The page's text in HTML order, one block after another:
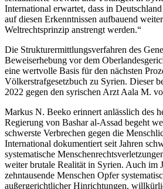
International erwartet, dass in
auf diesen Erkenntnissen aufbauend
Weltrechtsprinzip anstrengt werden.“
Die Strukturermittlungsverfahren des
Beweiserhebung vor dem
eine wertvolle Basis für den nächsten
Völkerstrafgesetzbuch zu Syrien. Dieser
2022 gegen den syrischen Arzt Aala M.
Markus N. Beeko erinnert anlässlich des
Regierung von Bashar al-Assad begeht
schwerste Verbrechen gegen die
International dokumentiert seit Jahren
systematische
weiter brutale Realität in Syrien. Auch im
zehntausende Menschen Opfer
außergerichtlicher Hinrichtungen,
Mahnung an die
Innenministerkonferenz, die
aufgrund der hohen
Rückkehrer_innen umgehend
den Abschiebungsstopp nach
Syrien beschließen muss. Es
ist eine Mahnung an die
Bundesregierung, dass es
keine Anerkennung und
Zusammenarbeit mit dem
syrischen Regime geben darf.
Und es ist eine Erinnerung,
wie wichtig der Einsatz der
Bundesregierung für die
konsequente Umsetzung einer
nationalen und internationalen